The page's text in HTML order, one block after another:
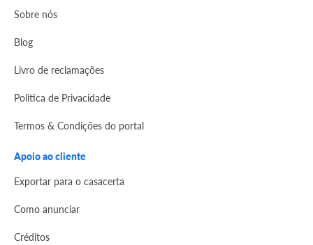
Sobre nós
Blog
Livro de reclamações
Politica de Privacidade
Termos & Condições do portal
Apoio ao cliente
Exportar para o casacerta
Como anunciar
Créditos